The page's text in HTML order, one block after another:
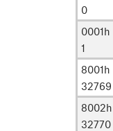
0
0001h
1
8001h
32769
8002h
32770